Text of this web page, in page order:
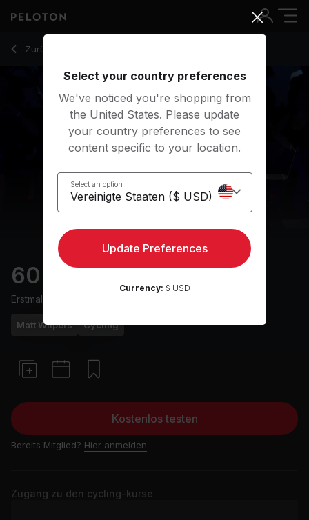
Zurück zu Cycling-Kurse
Zurück
60 min Power Zone Ride
Erstmals ausgestrahlt am
Matt Wilpers Cycling
Kostenlos testen
Bereits Mitglied? Hier anmelden
Zugang zu den cycling-kurse
60 Min Power Zone Ride with Spin Ups & Zones 4-5 - Matt
Select your country preferences
We've noticed you're shopping from
the United States. Please update
your country preferences to see
content specific to your location.
Select an option
Update Preferences
Currency: $ USD